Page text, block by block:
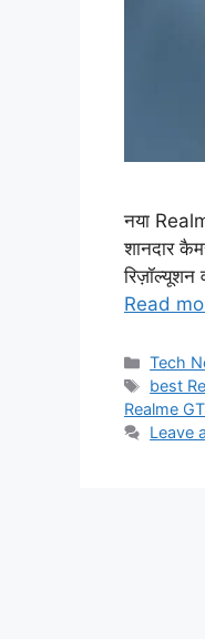
नया
शानदार
Read
Tech
Tags
best
Realme
Leave